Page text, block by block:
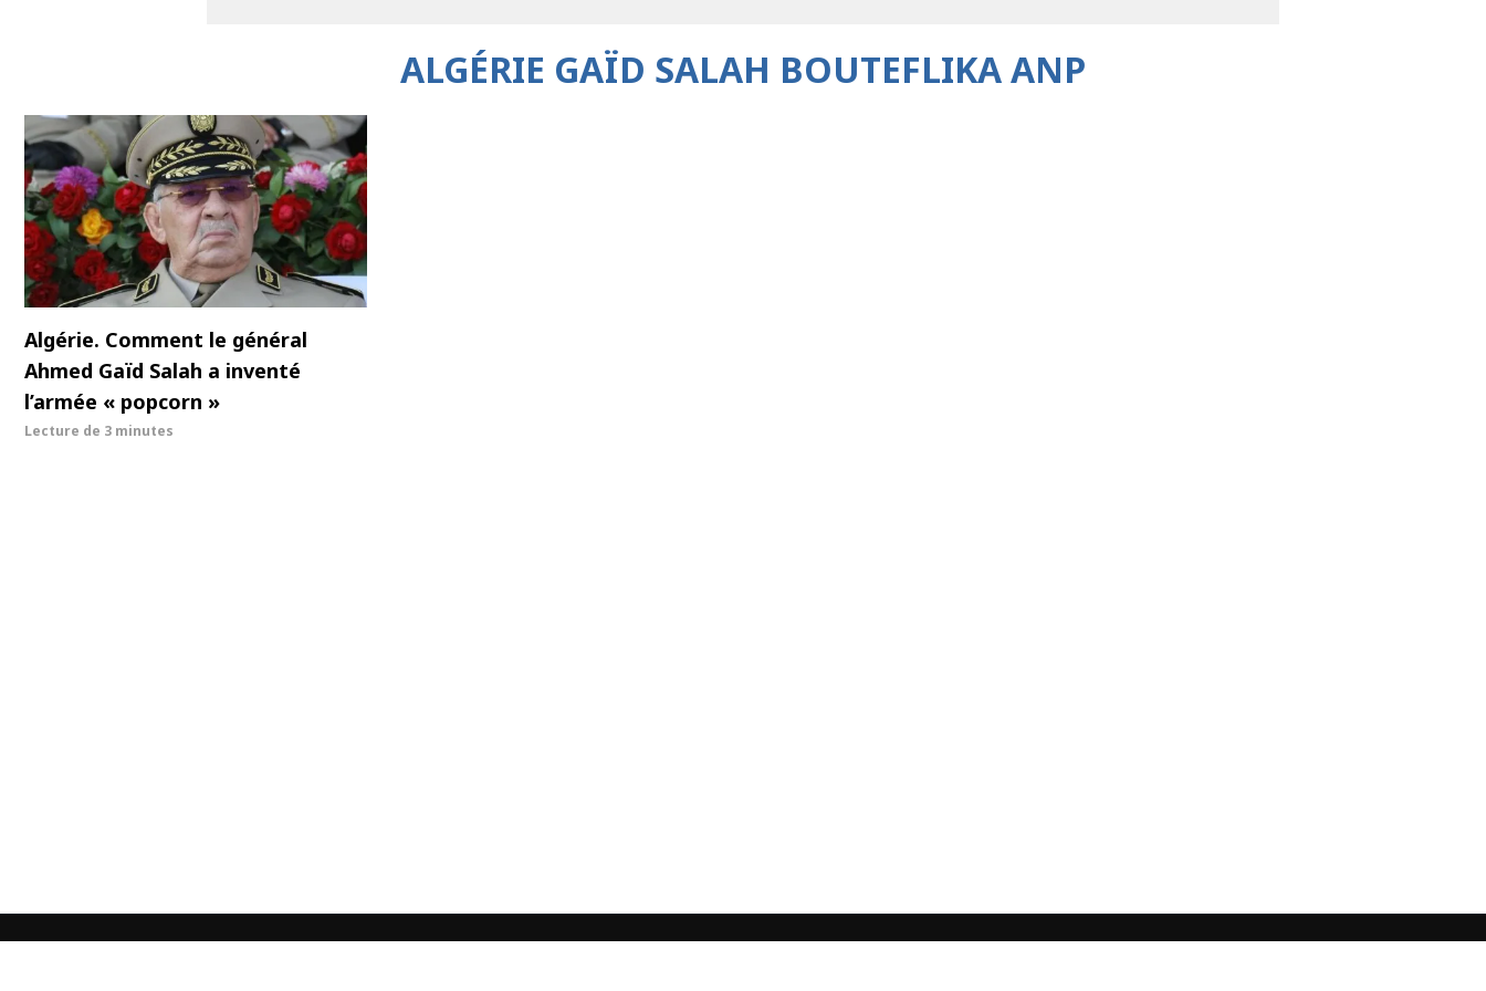
ALGÉRIE GAÏD SALAH BOUTEFLIKA ANP
Algérie. Comment le général
Ahmed Gaïd Salah a inventé
l’armée « popcorn »
Lecture de 3 minutes